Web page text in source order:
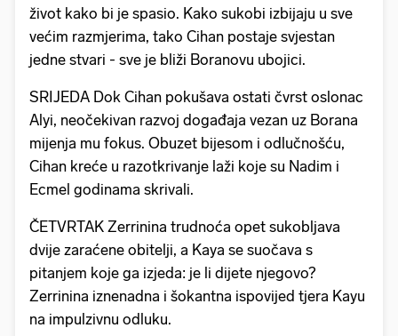
život kako bi je spasio. Kako sukobi izbijaju u sve
većim razmjerima, tako Cihan postaje svjestan
jedne stvari - sve je bliži Boranovu ubojici.
SRIJEDA Dok Cihan pokušava ostati čvrst oslonac
Alyi, neočekivan razvoj događaja vezan uz Borana
mijenja mu fokus. Obuzet bijesom i odlučnošću,
Cihan kreće u razotkrivanje laži koje su Nadim i
Ecmel godinama skrivali.
ČETVRTAK Zerrinina trudnoća opet sukobljava
dvije zaraćene obitelji, a Kaya se suočava s
pitanjem koje ga izjeda: je li dijete njegovo?
Zerrinina iznenadna i šokantna ispovijed tjera Kayu
na impulzivnu odluku.